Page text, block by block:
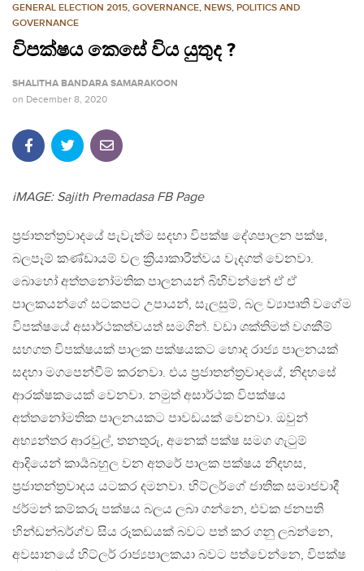
GENERAL ELECTION 2015, GOVERNANCE, NEWS, POLITICS AND
GOVERNANCE
විපක්ෂය කෙසේ විය යුතුද ?
SHALITHA BANDARA SAMARAKOON
on December 8, 2020
iMAGE: Sajith Premadasa FB Page
ප්‍රජාතන්ත්‍රවාදයේ පැවැත්ම සදහා විපක්ෂ දේශපාලන පක්ෂ,
බලපෑම් කණ්ඩායම් වල ක්‍රියාකාරීත්වය වැදගත් වෙනවා.
බොහෝ අත්තනෝමතික පාලනයන් බිහිවන්නේ ඒ ඒ
පාලකයන්ගේ සටකපට උපායන්, සැලසුම්, බල ව්‍යාපෘති වගේම
විපක්ෂයේ අසාර්ථකත්වයත් සමගින්. වඩා ශක්තිමත් වගකීම්
සහගත විපක්ෂයක් පාලක පක්ෂයකට හොද රාජ්‍ය පාලනයක්
සදහා මගපෙන්වීම් කරනවා. එය ප්‍රජාතන්ත්‍රවාදයේ, නිදහසේ
ආරක්ෂකයෙක් වෙනවා. නමුත් අසාර්ථක විපක්ෂය
අත්තනෝමතික පාලනයකට පාවඩයක් වෙනවා. ඔවුන්
අභ්‍යන්තර ආරවුල්, තනතුරු, අනෙක් පක්ෂ සමග ගැටුම්
ආදියෙන් කාර්‍යබහුල වන අතරේ පාලක පක්ෂය නිදහස,
ප්‍රජාතන්ත්‍රවාදය යටකර දමනවා. හිට්ලර්ගේ ජාතික සමාජවාදී
ජර්මන් කම්කරු පක්ෂය බලය ලබා ගන්නෙ, එවක ජනපති
හින්ඩන්බර්ග්ව සිය රූකඩයක් බවට පත් කර ගනු ලබන්නෙ,
අවසානයේ හිට්ලර් රාජ්‍යපාලකයා බවට පත්වෙන්නෙ, විපක්ෂ